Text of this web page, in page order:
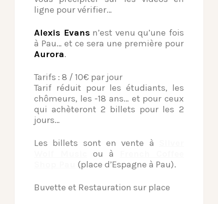
ligne pour vérifier…
Alexis Evans n’est venu qu’une fois
à Pau… et ce sera une première pour
Aurora.
Tarifs : 8 / 10€ par jour
Tarif réduit pour les étudiants, les
chômeurs, les -18 ans… et pour ceux
qui achèteront 2 billets pour les 2
jours…
Les billets sont en vente à
ou à
(place d’Espagne à Pau).
Buvette et Restauration sur place